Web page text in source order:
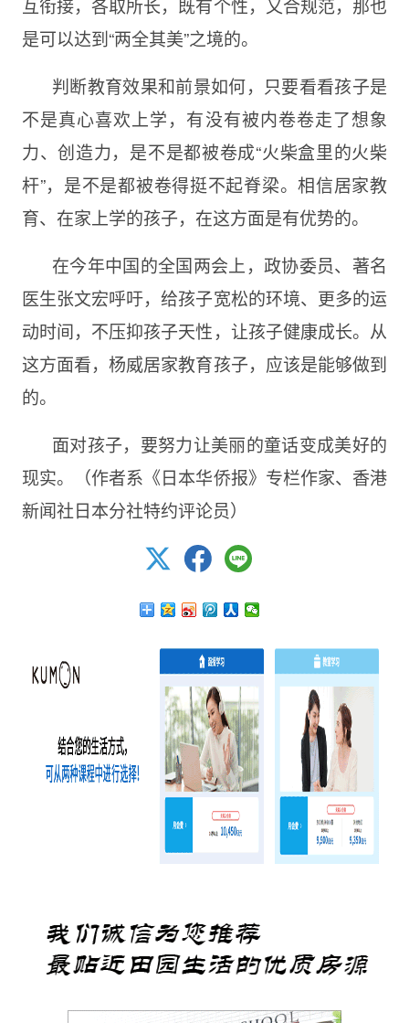
互衔接，各取所长，既有个性，又合规范，那也
是可以达到“两全其美”之境的。
判断教育效果和前景如何，只要看看孩子是
不是真心喜欢上学，有没有被内卷卷走了想象
力、创造力，是不是都被卷成“火柴盒里的火柴
杆”，是不是都被卷得挺不起脊梁。相信居家教
育、在家上学的孩子，在这方面是有优势的。
在今年中国的全国两会上，政协委员、著名
医生张文宏呼吁，给孩子宽松的环境、更多的运
动时间，不压抑孩子天性，让孩子健康成长。从
这方面看，杨威居家教育孩子，应该是能够做到
的。
面对孩子，要努力让美丽的童话变成美好的
现实。（作者系《日本华侨报》专栏作家、香港
新闻社日本分社特约评论员）